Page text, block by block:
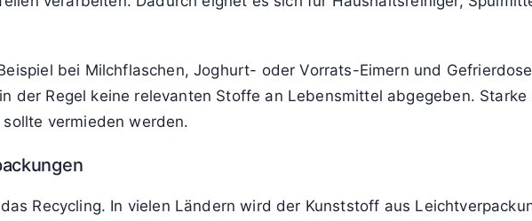
bei Milchflaschen, Joghurt- oder Vorrats-Eimern und
der Regel keine relevanten Stoffe an Lebensmittel abgegeben.
vermieden werden.
Recycling. In vielen Ländern wird der Kunststoff aus